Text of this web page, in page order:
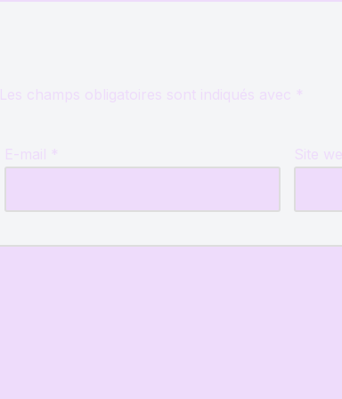
Les champs obligatoires sont indiqués avec *
E-mail * Site